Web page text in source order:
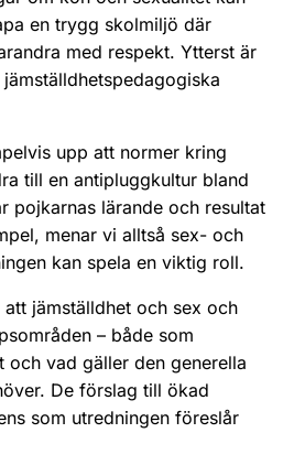
en trygg skolmiljö där
med respekt. Ytterst är
upp att normer kring
till en antipluggkultur bland
pojkarnas lärande och resultat
menar vi alltså sex- och
kan spela en viktig roll.
att jämställdhet och sex och
– både som
och vad gäller den generella
De förslag till ökad
som utredningen föreslår